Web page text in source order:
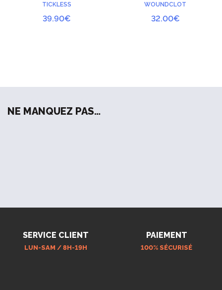
TICKLESS
39.90€
WOUNDCLOT
32.00€
NE MANQUEZ PAS…
SERVICE CLIENT
LUN-SAM / 8H-19H
PAIEMENT
100% SÉCURISÉ